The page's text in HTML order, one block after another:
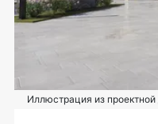
Иллюстрация из